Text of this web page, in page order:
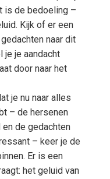
is de bedoeling –
Kijk of er een
naar dit
je je aandacht
door naar het
je nu naar alles
– de hersenen
de gedachten
– keer je de
Er is een
het geluid van